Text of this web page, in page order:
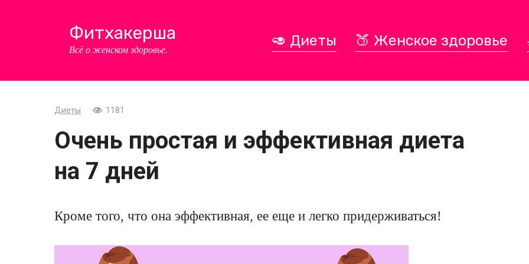
Фитхакерша
Всё о женском здоровье.
🥑 Диеты 🍑 Женское здоровье
Диеты 1181
Очень простая и эффективная диета
на 7 дней
Кроме того, что она эффективная, ее еще и легко придерживаться!